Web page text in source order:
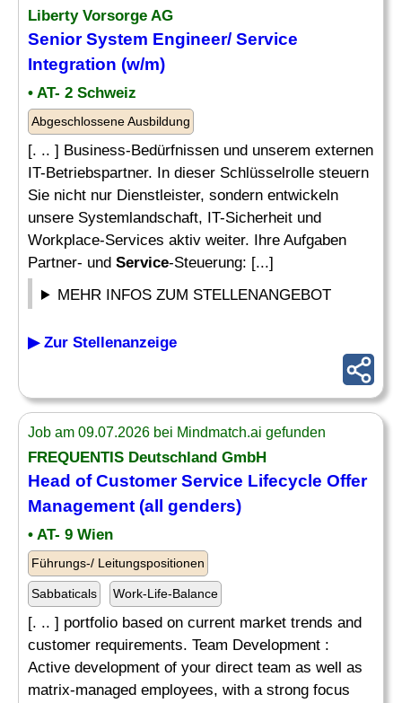
Liberty Vorsorge AG
Senior System Engineer/ Service
Integration (w/m)
• AT- 2 Schweiz
Abgeschlossene Ausbildung
[. .. ] Business-Bedürfnissen und unserem externen
IT-Betriebspartner. In dieser Schlüsselrolle steuern
Sie nicht nur Dienstleister, sondern entwickeln
unsere Systemlandschaft, IT-Sicherheit und
Workplace-Services aktiv weiter. Ihre Aufgaben
Partner- und Service-Steuerung: [...]
MEHR INFOS ZUM STELLENANGEBOT
▶ Zur Stellenanzeige
Job am 09.07.2026 bei Mindmatch.ai gefunden
FREQUENTIS Deutschland GmbH
Head of CustomerService Lifecycle Offer
Management (all genders)
• AT- 9 Wien
Führungs-/ Leitungspositionen
Sabbaticals Work-Life-Balance
[. .. ] portfolio based on current market trends and
customer requirements. Team Development :
Active development of your direct team as well as
matrix-managed employees, with a strong focus